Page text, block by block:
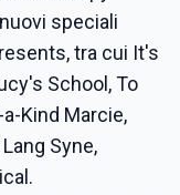
speciali
tra cui It's
School, To
Kind Marcie,
Syne,